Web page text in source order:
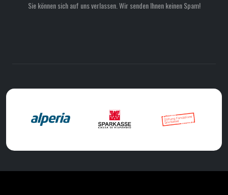
Sie können sich auf uns verlassen. Wir senden Ihnen keinen Spam!